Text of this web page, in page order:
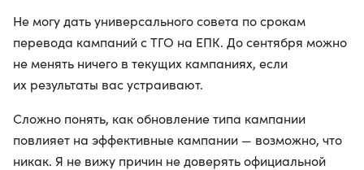
Не могу дать универсального совета по срокам
перевода кампаний с ТГО на ЕПК. До сентября можно
не менять ничего в текущих кампаниях, если
их результаты вас устраивают.
Сложно понять, как обновление типа кампании
повлияет на эффективные кампании — возможно, что
никак. Я не вижу причин не доверять официальной